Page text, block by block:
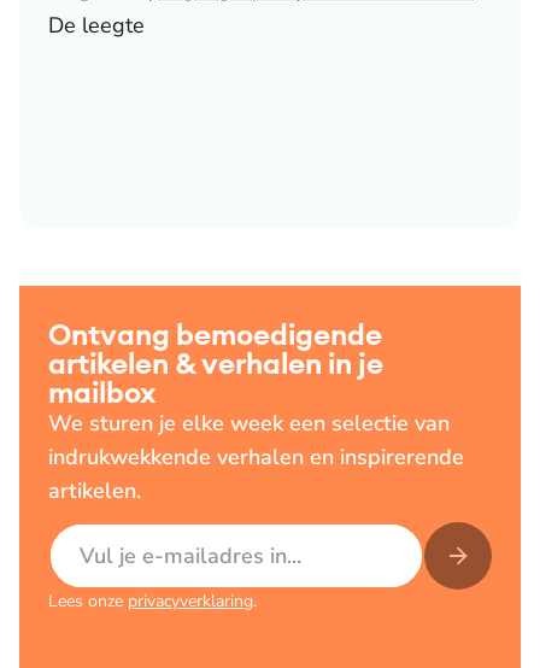
De leegte
Ontvang bemoedigende
artikelen & verhalen in je
mailbox
We sturen je elke week een selectie van
indrukwekkende verhalen en inspirerende
artikelen.
E-mailadres
Lees onze privacyverklaring.